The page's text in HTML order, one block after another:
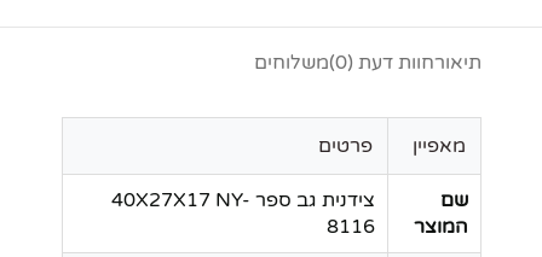
תיאורחוות דעת (0) משלוחים
מאפיין פרטים
שם
המוצר
צידנית גב ספר 40X27X17 NY-
8116